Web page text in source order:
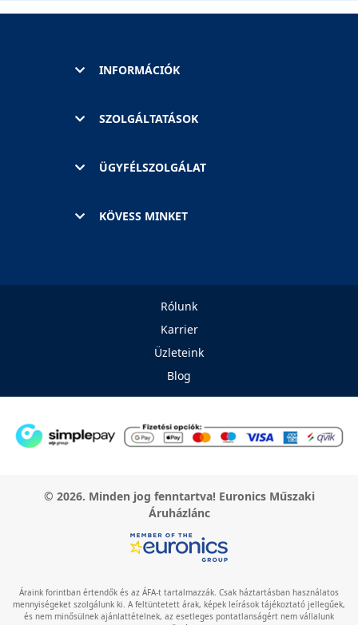
INFORMÁCIÓK
SZOLGÁLTATÁSOK
ÜGYFÉLSZOLGÁLAT
KÖVESS MINKET
Rólunk
Karrier
Üzleteink
Blog
© 2026. Minden jog fenntartva! Euronics Műszaki
Áruházlánc
Áraink forintban értendők és az ÁFA-t tartalmazzák. Csak háztartásban használatos
mennyiségeket szolgálunk ki. A feltüntetett árak, képek leírások tájékoztató jellegűek,
és nem minősülnek ajánlattételnek, az esetleges pontatlanságért nem vállalunk